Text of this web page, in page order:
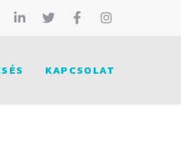
KAPCSOLAT